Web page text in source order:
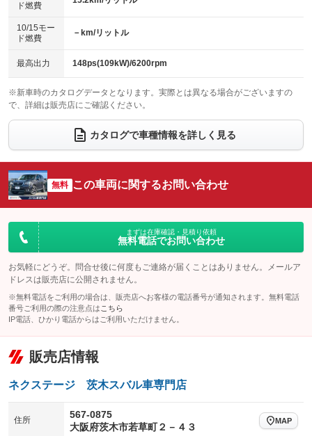
電動格納ミラー
：装備あり
ベンチシート
：装備なし
チップアップシート
：装備なし
電動格納サードシート
：装備なし シートヒーター
：装備あり
ウォークスルー
電動リアゲート フロントカメラ
：装備なし
シートエアコン
：装備なし 全周囲カメラ
：装備なし
サイドカメラ
：装備なし ルーフレール
：装備なし
エアサスペンション ヘッドライトウォッシャー
ド燃費
10/15モー
ド燃費
－km/リットル
最高出力 148ps(109kW)/6200rpm
※新車時のカタログデータとなります。実際とは異なる場合がございますの
で、詳細は販売店にご確認ください。
カタログで車種情報を詳しく見る
無料 この車両に関するお問い合わせ
まずは在庫確認・見積り依頼
無料電話でお問い合わせ
お気軽にどうぞ。問合せ後に何度もご連絡が届くことはありません。メールア
ドレスは販売店に公開されません。
※無料電話をご利用の場合は、販売店へお客様の電話番号が通知されます。無料電話
番号ご利用の際の注意点は こちら
IP電話、ひかり電話からはご利用いただけません。
販売店情報
ネクステージ 茨木スバル車専門店
住所
567-0875
大阪府茨木市若草町２－４３
MAP